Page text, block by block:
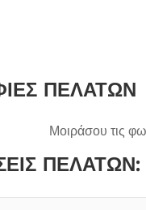
ΠΕΛΑΤΏΝ
Μοιράσου τις
ΠΕΛΑΤΏΝ: